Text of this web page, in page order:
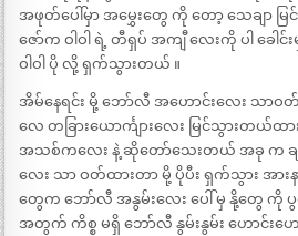
အဖုတ်ပေါ်မှာ အမွှေးတွေ ကို တော့ သေချာ မ
ဇော်က ဝါဝါ ရဲ့ တီရှပ် အကျီ လေးကို ပါ ခေ
ဝါဝါ ပို လို့ ရှက်သွားတယ် ။
အိမ်နေရင်း မို့ ဘော်လီ အဟောင်းလေး သ
လေ တခြားယောင်္ကျားလေး မြင်သွားတယ်
အသစ်ကလေး နဲ့ ဆိုတော်သေးတယ် အခု က ချ
လေး သာ ဝတ်ထားတာ မို့ ပိုပီး ရှက်သွား အား
တွေက ဘော်လီ အနွမ်းလေး ပေါ် မှ နို့တွေ ကို
အတွက် ကိစ္စ မရှိ ဘော်လီ နွမ်းနွမ်း ဟောင်းဟေ